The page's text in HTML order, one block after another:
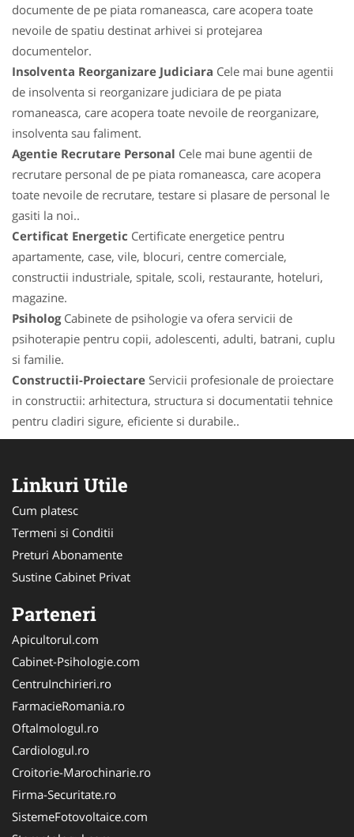
documente de pe piata romaneasca, care acopera toate
nevoile de spatiu destinat arhivei si protejarea
documentelor.
Insolventa Reorganizare Judiciara Cele mai bune agentii
de insolventa si reorganizare judiciara de pe piata
romaneasca, care acopera toate nevoile de reorganizare,
insolventa sau faliment.
Agentie Recrutare Personal Cele mai bune agentii de
recrutare personal de pe piata romaneasca, care acopera
toate nevoile de recrutare, testare si plasare de personal le
gasiti la noi..
Certificat Energetic Certificate energetice pentru
apartamente, case, vile, blocuri, centre comerciale,
constructii industriale, spitale, scoli, restaurante, hoteluri,
magazine.
PsihologCabinete de psihologie va ofera servicii de
psihoterapie pentru copii, adolescenti, adulti, batrani, cuplu
si familie.
Constructii-Proiectare Servicii profesionale de proiectare
in constructii: arhitectura, structura si documentatii tehnice
pentru cladiri sigure, eficiente si durabile..
Linkuri Utile
Cum platesc
Termeni si Conditii
Preturi Abonamente
Sustine Cabinet Privat
Parteneri
Apicultorul.com
Cabinet-Psihologie.com
CentruInchirieri.ro
FarmacieRomania.ro
Oftalmologul.ro
Cardiologul.ro
Croitorie-Marochinarie.ro
Firma-Securitate.ro
SistemeFotovoltaice.com